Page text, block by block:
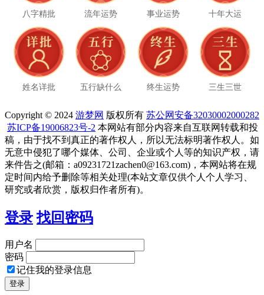
八字精批 流年运势 事业运势 十年大运
姓名详批 五行缺什么 终生运势 三生三世
Copyright © 2024 游梦网 版权所有 苏公网安备32030002000282
苏ICP备19006823号-2 本网站有部分内容来自互联网转载和投
稿，由于找不到真正的著作权人，所以无法标明著作权人。如
无意中侵犯了哪个媒体、公司、企业或个人等的知识产权，请
来件告之(邮箱：a09231721zachen0@163.com)，本网站将在规
定时间内给予删除等相关处理(本站文章仅供个人个人学习、
研究或者欣赏，版权归作者所有)。
登录 找回密码
用户名
密码
记住我的登录信息